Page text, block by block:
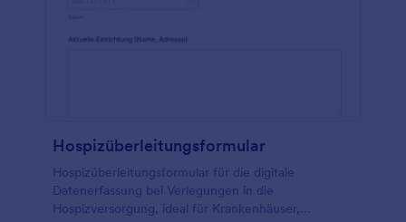
Hospizüberleitungsformular
Hospizüberleitungsformular für die digitale
Datenerfassung bei Verlegungen in die
Hospizversorgung, ideal für Krankenhäuser,